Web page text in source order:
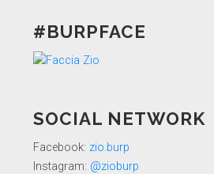
#BURPFACE
SOCIAL NETWORK
Facebook: zio.burp
Instagram: @zioburp